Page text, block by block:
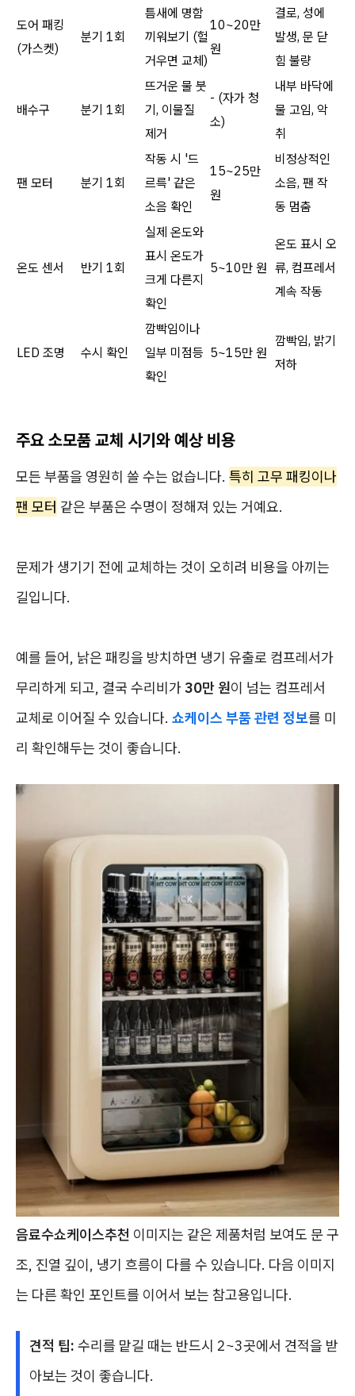
도어 패킹
(가스켓)
분기 1회
틈새에 명함
끼워보기 (헐
거우면 교체)
10~20만
원
결로, 성에
발생, 문 닫
힘 불량
배수구 분기 1회
뜨거운 물 붓
기, 이물질
제거
- (자가 청
소)
내부 바닥에
물 고임, 악
취
팬 모터 분기 1회
작동 시 '드
르륵' 같은
소음 확인
15~25만
원
비정상적인
소음, 팬 작
동 멈춤
온도 센서 반기 1회
실제 온도와
표시 온도가
크게 다른지
확인
5~10만 원
온도 표시 오
류, 컴프레서
계속 작동
LED 조명 수시 확인
깜빡임이나
일부 미점등
확인
5~15만 원
깜빡임, 밝기
저하
주요 소모품 교체 시기와 예상 비용
모든 부품을 영원히 쓸 수는 없습니다. 특히 고무 패킹이나
팬 모터 같은 부품은 수명이 정해져 있는 거예요.
문제가 생기기 전에 교체하는 것이 오히려 비용을 아끼는
길입니다.
예를 들어, 낡은 패킹을 방치하면 냉기 유출로 컴프레서가
무리하게 되고, 결국 수리비가30만 원이 넘는 컴프레서
교체로 이어질 수 있습니다. 쇼케이스 부품 관련 정보를 미
리 확인해두는 것이 좋습니다.
음료수쇼케이스추천 이미지는 같은 제품처럼 보여도 문 구
조, 진열 깊이, 냉기 흐름이 다를 수 있습니다. 다음 이미지
는 다른 확인 포인트를 이어서 보는 참고용입니다.
견적 팁: 수리를 맡길 때는 반드시 2~3곳에서 견적을 받
아보는 것이 좋습니다.